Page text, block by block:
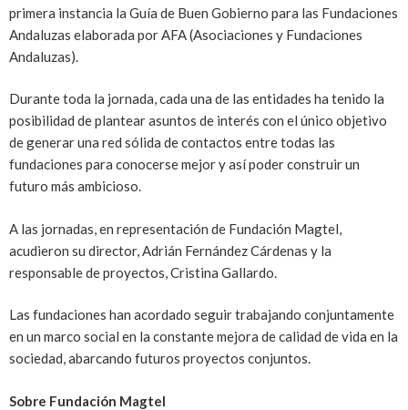
primera instancia la Guía de Buen Gobierno para las Fundaciones
Andaluzas elaborada por AFA (Asociaciones y Fundaciones
Andaluzas).
Durante toda la jornada, cada una de las entidades ha tenido la
posibilidad de plantear asuntos de interés con el único objetivo
de generar una red sólida de contactos entre todas las
fundaciones para conocerse mejor y así poder construir un
futuro más ambicioso.
A las jornadas, en representación de Fundación Magtel,
acudieron su director, Adrián Fernández Cárdenas y la
responsable de proyectos, Cristina Gallardo.
Las fundaciones han acordado seguir trabajando conjuntamente
en un marco social en la constante mejora de calidad de vida en la
sociedad, abarcando futuros proyectos conjuntos.
Sobre Fundación Magtel